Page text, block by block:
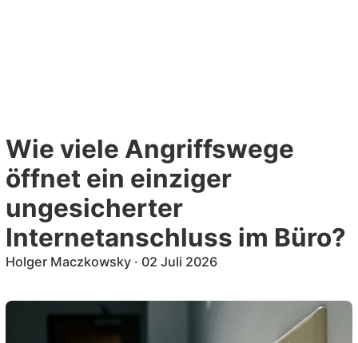
Wie viele Angriffswege
öffnet ein einziger
ungesicherter
Internetanschluss im Büro?
Holger Maczkowsky· 02 Juli 2026